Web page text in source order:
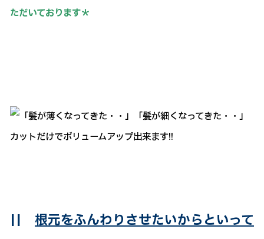
ただいております＊
|| 根元をふんわりさせたいからといって